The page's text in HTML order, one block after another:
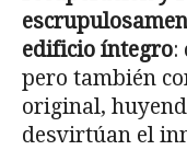
edificio íntegro:
pero también
original,
desvirtúan el